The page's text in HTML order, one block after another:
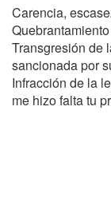
Carencia,
Transgresión de
sancionada por
Infracción de la
me hizo falta tu